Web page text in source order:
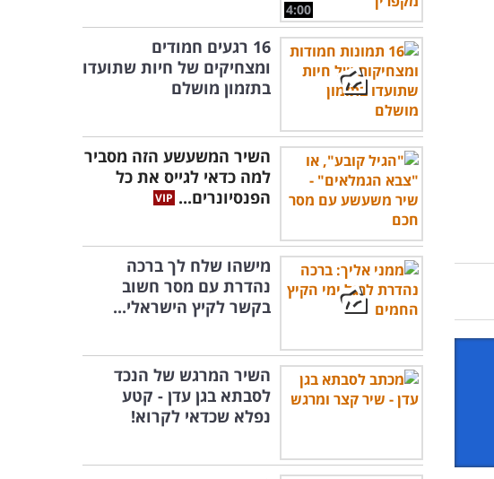
4:00
16 רגעים חמודים
ומצחיקים של חיות שתועדו
בתזמון מושלם
השיר המשעשע הזה מסביר
למה כדאי לגייס את כל
הפנסיונרים...
מישהו שלח לך ברכה
נהדרת עם מסר חשוב
בקשר לקיץ הישראלי...
השיר המרגש של הנכד
לסבתא בגן עדן - קטע
נפלא שכדאי לקרוא!